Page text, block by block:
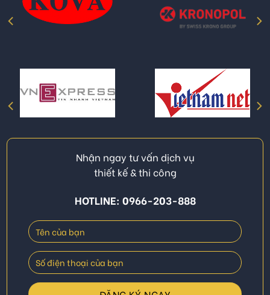
Nhận ngay tư vấn dịch vụ
thiết kế & thi công
HOTLINE: 0966-203-888